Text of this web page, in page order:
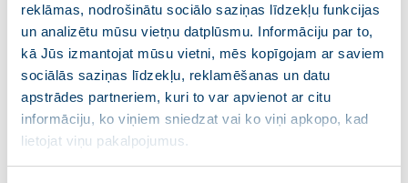
reklāmas, nodrošinātu sociālo saziņas līdzekļu funkcijas
un analizētu mūsu vietņu datplūsmu. Informāciju par to,
kā Jūs izmantojat mūsu vietni, mēs kopīgojam ar saviem
sociālās saziņas līdzekļu, reklamēšanas un datu
apstrādes partneriem, kuri to var apvienot ar citu
informāciju, ko viņiem sniedzat vai ko viņi apkopo, kad
lietojat viņu pakalpojumus.
Valdis Dombrovskis uzskata, ka ekonomikas
atkopšanās pēc pandēmijas būs tieši atkarīga no tā,
kā krīzes laikā izdosies nosargāt uzņēmumus un
darba vietas. “Protams, šī krīze ir ļoti nopietns
trieciens visiem – cilvēkiem, uzņēmumiem, ekonomikai
kopumā, var prognozēt, ka lielākā daļa, ja ne visas
Eiropas valstis būs recesijā, visās valstīs palielināsies